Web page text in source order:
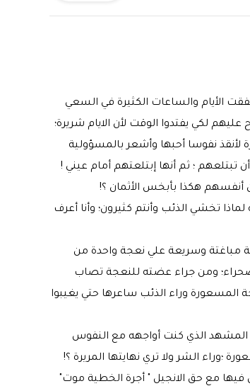
الأيام والساعات الكثيرة في السعي
لكي يفتدوا الوقت لأن الايام شريرة؛
لأنقذ نفوسا أحبها وأشعر بالمسؤولية
تبتلعهم ؛ ثم أنها إبتلعتهم أمام عيني !
هكذا بأبخس الأثمان ؟!
تخشي الذئب وأنتم كثيرون؛ وأنا أعرف
مباغتة وسريعة علي نعجة واحدة من
ومن جراء عضته للنعجة تصاب
المسعورة وراء الذئب ساعرها حتي يغيبوا
الذي كنت أواجهه مع النفوس
؛وراء الشر ولا تري نهايتها المريرة ؟!
فيها مع حق الانجيل " أجرة الخطية موت"